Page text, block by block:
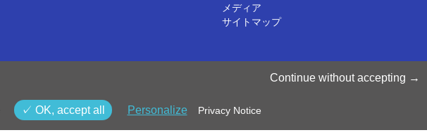
メディア
サイトマップ
Continue without accepting
OK, accept all Personalize Privacy Notice